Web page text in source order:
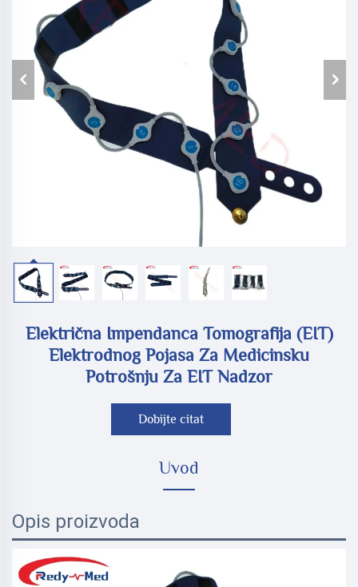
Električna Impendanca Tomografija (EIT)
Elektrodnog Pojasa Za Medicinsku
Potrošnju Za EIT Nadzor
Dobijte citat
Uvod
Opis proizvoda